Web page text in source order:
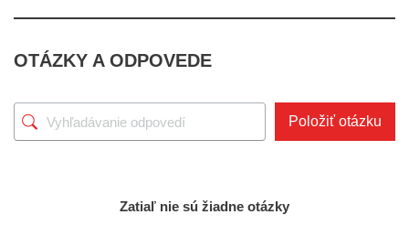
OTÁZKY A ODPOVEDE
Položiť otázku
Zatiaľ nie sú žiadne otázky